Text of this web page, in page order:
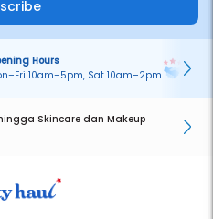
Hours
10am–5pm, Sat 10am–2pm
Skincare dan Makeup